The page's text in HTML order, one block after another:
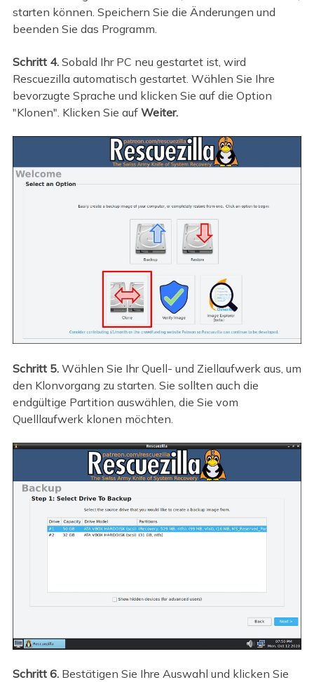
starten können. Speichern Sie die Änderungen und
beenden Sie das Programm.
Schritt 4.Sobald Ihr PC neu gestartet ist, wird
Rescuezilla automatisch gestartet. Wählen Sie Ihre
bevorzugte Sprache und klicken Sie auf die Option
"Klonen". Klicken Sie auf Weiter.
Schritt 5.Wählen Sie Ihr Quell- und Ziellaufwerk aus, um
den Klonvorgang zu starten. Sie sollten auch die
endgültige Partition auswählen, die Sie vom
Quelllaufwerk klonen möchten.
Schritt 6.Bestätigen Sie Ihre Auswahl und klicken Sie